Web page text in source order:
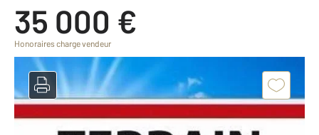
35 000 €
Honoraires charge vendeur